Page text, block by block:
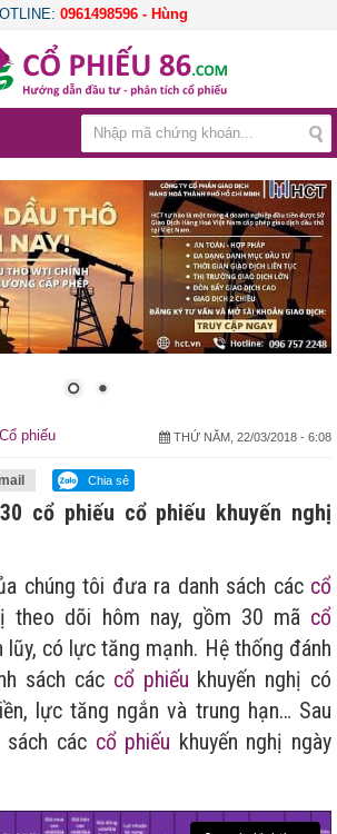
0961498596 - Hùng
phiếu THỨ NĂM, 22/03/2018 - 6:08
Chia sẻ
cổ phiếu cổ phiếu khuyến nghị
chúng tôi đưa ra danh sách các cổ
theo dõi hôm nay, gồm 30 mã cổ
có lực tăng mạnh. Hệ thống đánh
sách các cổ phiếu khuyến nghị có
lực tăng ngắn và trung hạn… Sau
sách các cổ phiếu khuyến nghị ngày